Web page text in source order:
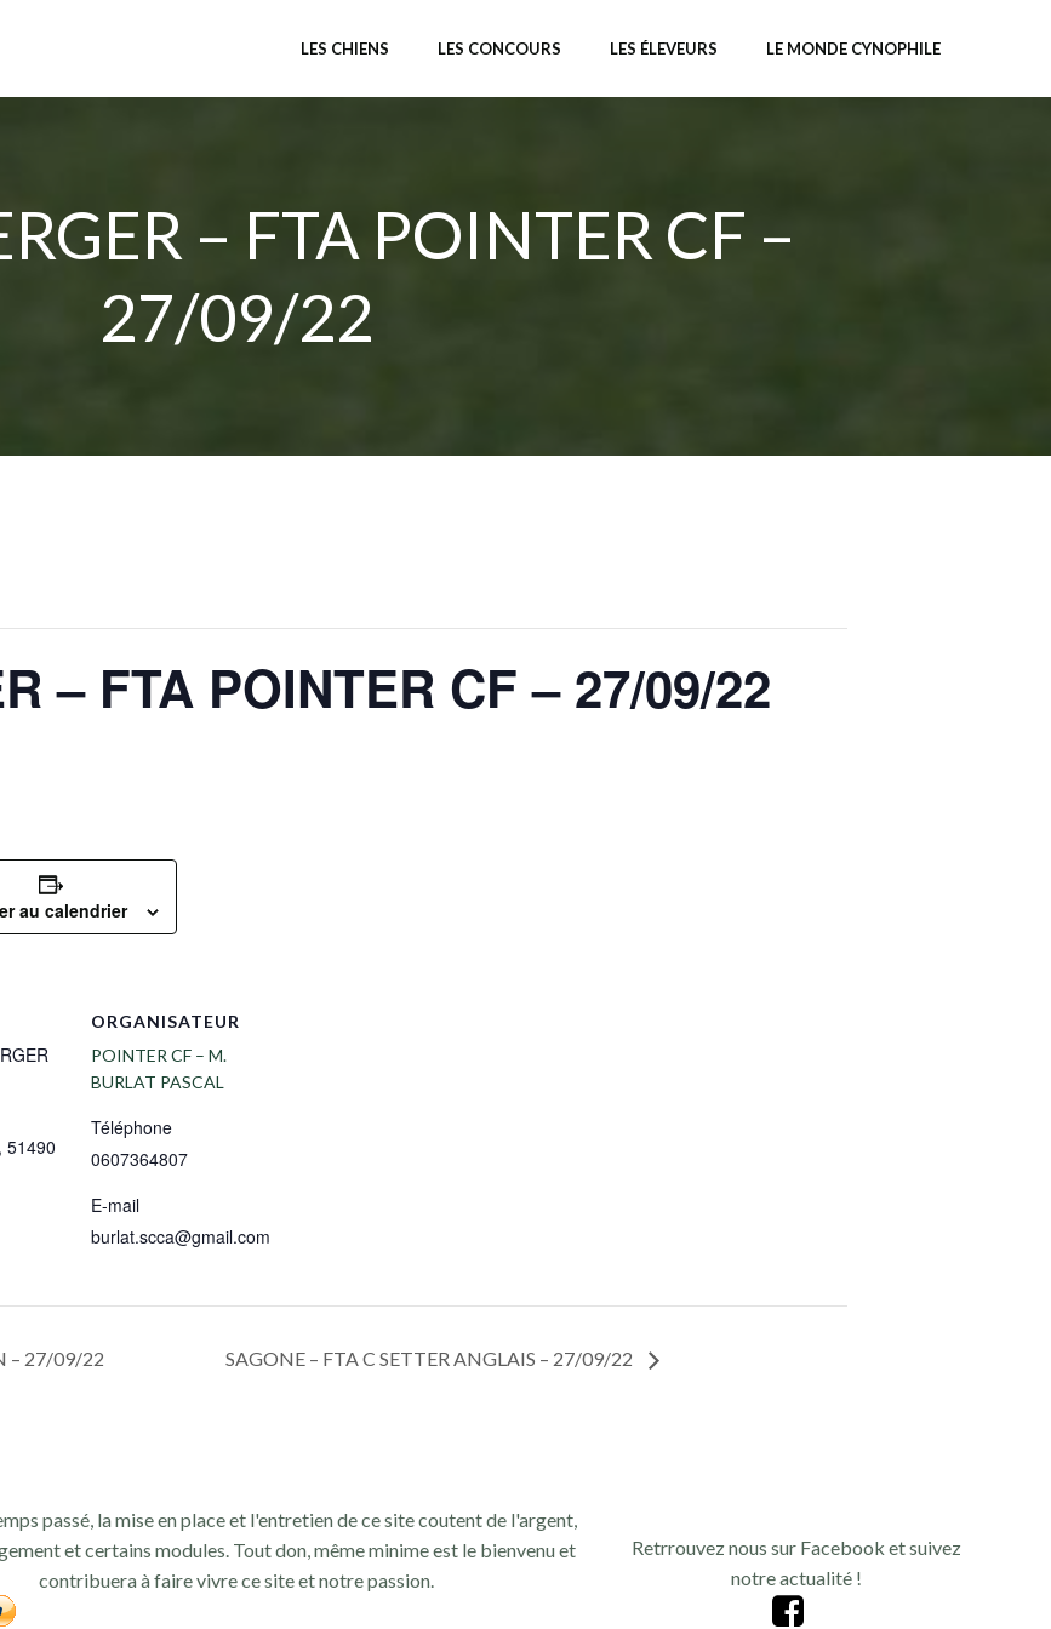
LES CHIENS LES CONCOURS LES ÉLEVEURS LE MONDE CYNOPHILE
– FTA POINTER CF –
27/09/22
– FTA POINTER CF – 27/09/22
au calendrier
, 51490
ORGANISATEUR
POINTER CF – M.
BURLAT PASCAL
Téléphone
0607364807
E-mail
burlat.scca@gmail.com
– 27/09/22 SAGONE – FTA C SETTER ANGLAIS – 27/09/22
passé, la mise en place et l'entretien de ce site coutent de l'argent,
et certains modules. Tout don, même minime est le bienvenu et
contribuera à faire vivre ce site et notre passion.
Retrrouvez nous sur Facebook et suivez
notre actualité !